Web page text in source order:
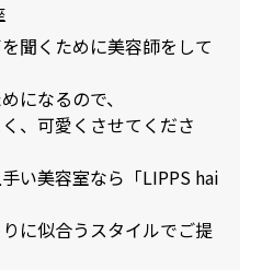
聞くために美容師をして
になるので、
、可愛くさせてくださ
い美容室なら「LIPPS hai
に似合うスタイルでご提